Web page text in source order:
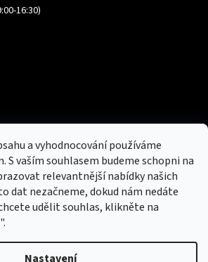
a vyhodnocování používáme
vaším souhlasem budeme schopni na
relevantnější nabídky našich
dat nezačneme, dokud nám nedáte
udělit souhlas, klikněte na
Nastavení
16:30)
cestovními zavazadly, tašky a peněženky